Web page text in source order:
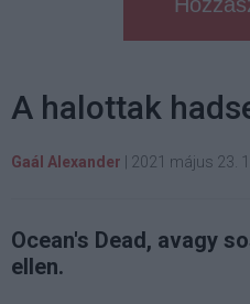
A halottak
Gaál Alexander 2021 május 23.
Ocean's Dead, avagy
ellen.